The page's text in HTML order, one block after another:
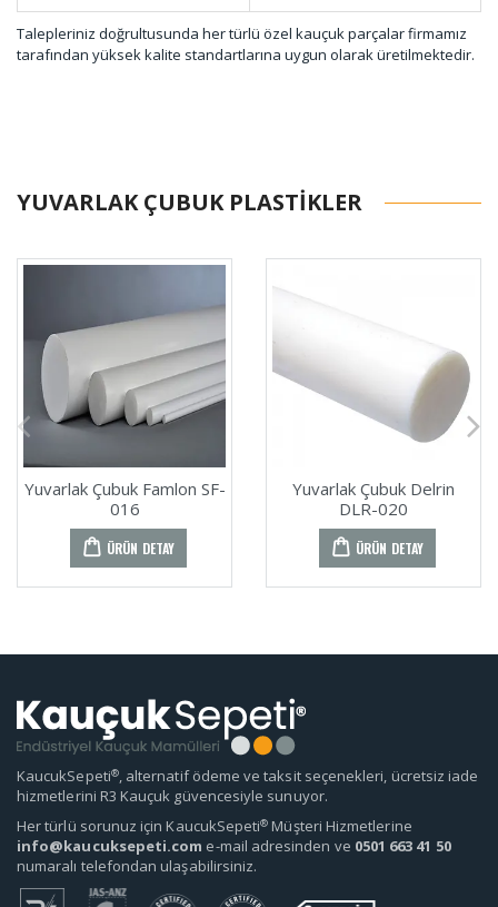
Talepleriniz doğrultusunda her türlü özel kauçuk parçalar firmamız
tarafından yüksek kalite standartlarına uygun olarak üretilmektedir.
YUVARLAK ÇUBUK PLASTIKLER
Yuvarlak Çubuk Famlon SF-
016
ÜRÜN DETAY
Yuvarlak Çubuk Delrin
DLR-020
ÜRÜN DETAY
KaucukSepeti®, alternatif ödeme ve taksit seçenekleri, ücretsiz iade
hizmetlerini R3 Kauçuk güvencesiyle sunuyor.
Her türlü sorunuz için KaucukSepeti® Müşteri Hizmetlerine
info@kaucuksepeti.com e-mail adresinden ve 0501 663 41 50
numaralı telefondan ulaşabilirsiniz.